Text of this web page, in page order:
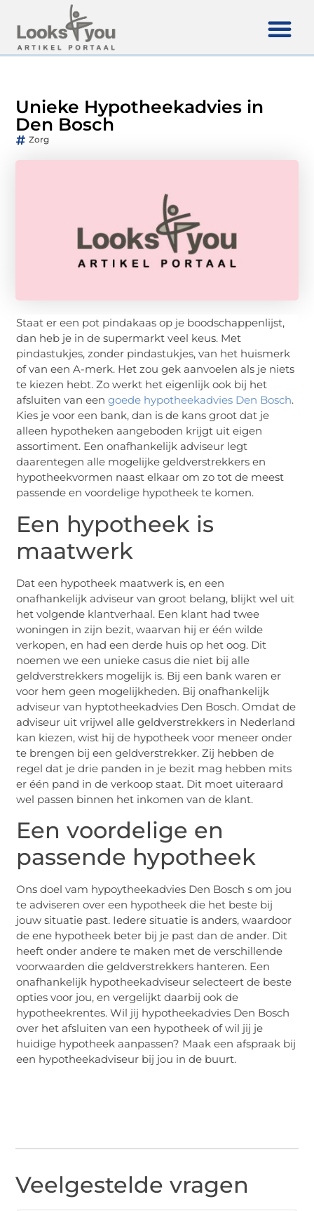
Unieke Hypotheekadvies in
Den Bosch
Zorg
Staat er een pot pindakaas op je boodschappenlijst,
dan heb je in de supermarkt veel keus. Met
pindastukjes, zonder pindastukjes, van het huismerk
of van een A-merk. Het zou gek aanvoelen als je niets
te kiezen hebt. Zo werkt het eigenlijk ook bij het
afsluiten van eengoede hypotheekadvies Den Bosch.
Kies je voor een bank, dan is de kans groot dat je
alleen hypotheken aangeboden krijgt uit eigen
assortiment. Een onafhankelijk adviseur legt
daarentegen alle mogelijke geldverstrekkers en
hypotheekvormen naast elkaar om zo tot de meest
passende en voordelige hypotheek te komen.
Een hypotheek is
maatwerk
Dat een hypotheek maatwerk is, en een
onafhankelijk adviseur van groot belang, blijkt wel uit
het volgende klantverhaal. Een klant had twee
woningen in zijn bezit, waarvan hij er één wilde
verkopen, en had een derde huis op het oog. Dit
noemen we een unieke casus die niet bij alle
geldverstrekkers mogelijk is. Bij een bank waren er
voor hem geen mogelijkheden. Bij onafhankelijk
adviseur van hyptotheekadvies Den Bosch. Omdat de
adviseur uit vrijwel alle geldverstrekkers in Nederland
kan kiezen, wist hij de hypotheek voor meneer onder
te brengen bij een geldverstrekker. Zij hebben de
regel dat je drie panden in je bezit mag hebben mits
er één pand in de verkoop staat. Dit moet uiteraard
wel passen binnen het inkomen van de klant.
Een voordelige en
passende hypotheek
Ons doel vam hypoytheekadvies Den Bosch s om jou
te adviseren over een hypotheek die het beste bij
jouw situatie past. Iedere situatie is anders, waardoor
de ene hypotheek beter bij je past dan de ander. Dit
heeft onder andere te maken met de verschillende
voorwaarden die geldverstrekkers hanteren. Een
onafhankelijk hypotheekadviseur selecteert de beste
opties voor jou, en vergelijkt daarbij ook de
hypotheekrentes. Wil jij hypotheekadvies Den Bosch
over het afsluiten van een hypotheek of wil jij je
huidige hypotheek aanpassen? Maak een afspraak bij
een hypotheekadviseur bij jou in de buurt.
Veelgestelde vragen